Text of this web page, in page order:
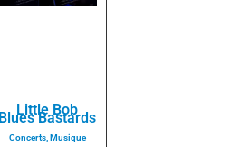
Little Bob
Blues Bastards
Concerts,Musique